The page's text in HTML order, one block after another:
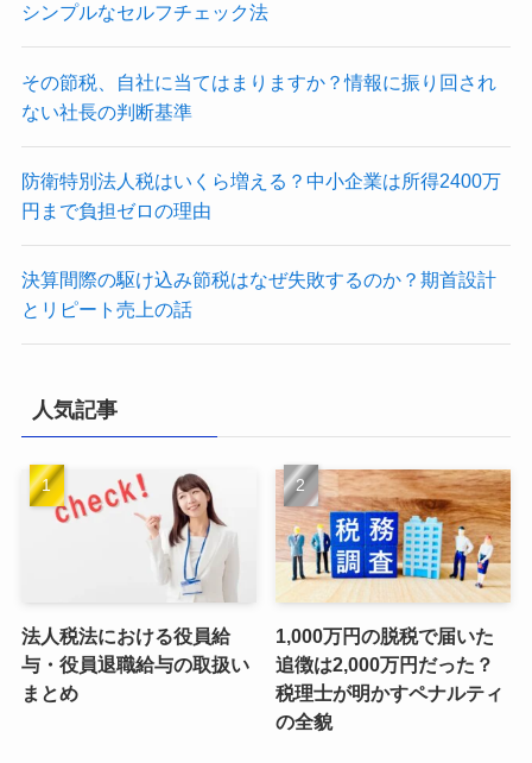
シンプルなセルフチェック法
その節税、自社に当てはまりますか？情報に振り回され
ない社長の判断基準
防衛特別法人税はいくら増える？中小企業は所得2400万
円まで負担ゼロの理由
決算間際の駆け込み節税はなぜ失敗するのか？期首設計
とリピート売上の話
人気記事
法人税法における役員給
与・役員退職給与の取扱い
まとめ
1,000万円の脱税で届いた
追徴は2,000万円だった？
税理士が明かすペナルティ
の全貌